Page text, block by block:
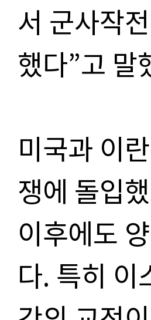
서 군사작
했다”고 말
미국과 이
쟁에 돌입
이후에도
다. 특히 이